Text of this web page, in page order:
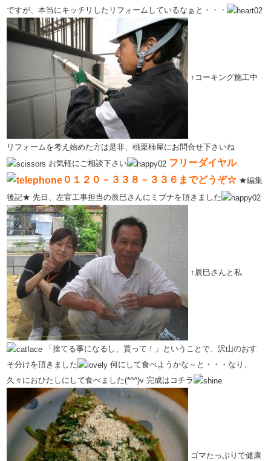
ですが、本当にキッチリしたリフォームしているなぁと・・・
↑コーキング施工中
リフォームを考え始めた方は是非、桃栗柿屋にお問合せ下さいね
お気軽にご相談下さい
フリーダイヤル
０１２０－３３８－３３６までどうぞ☆ ★編集
後記★ 先日、左官工事担当の辰巳さんにミブナを頂きました
↑辰巳さんと私
「捨てる事になるし、貰って！」ということで、沢山のおす
そ分けを頂きました
何にして食べようかな～と・・・なり、
久々におひたしにして食べました(*^^)v 完成はコチラ
ゴマたっぷりで健康